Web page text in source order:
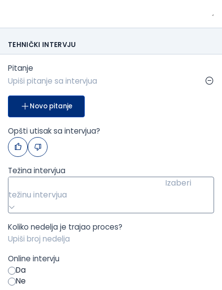
TEHNIČKI INTERVJU
Pitanje
Novo pitanje
Opšti utisak sa intervjua?
Težina intervjua
Izaberi
težinu intervjua
Koliko nedelja je trajao proces?
Online intervju
Da
Ne